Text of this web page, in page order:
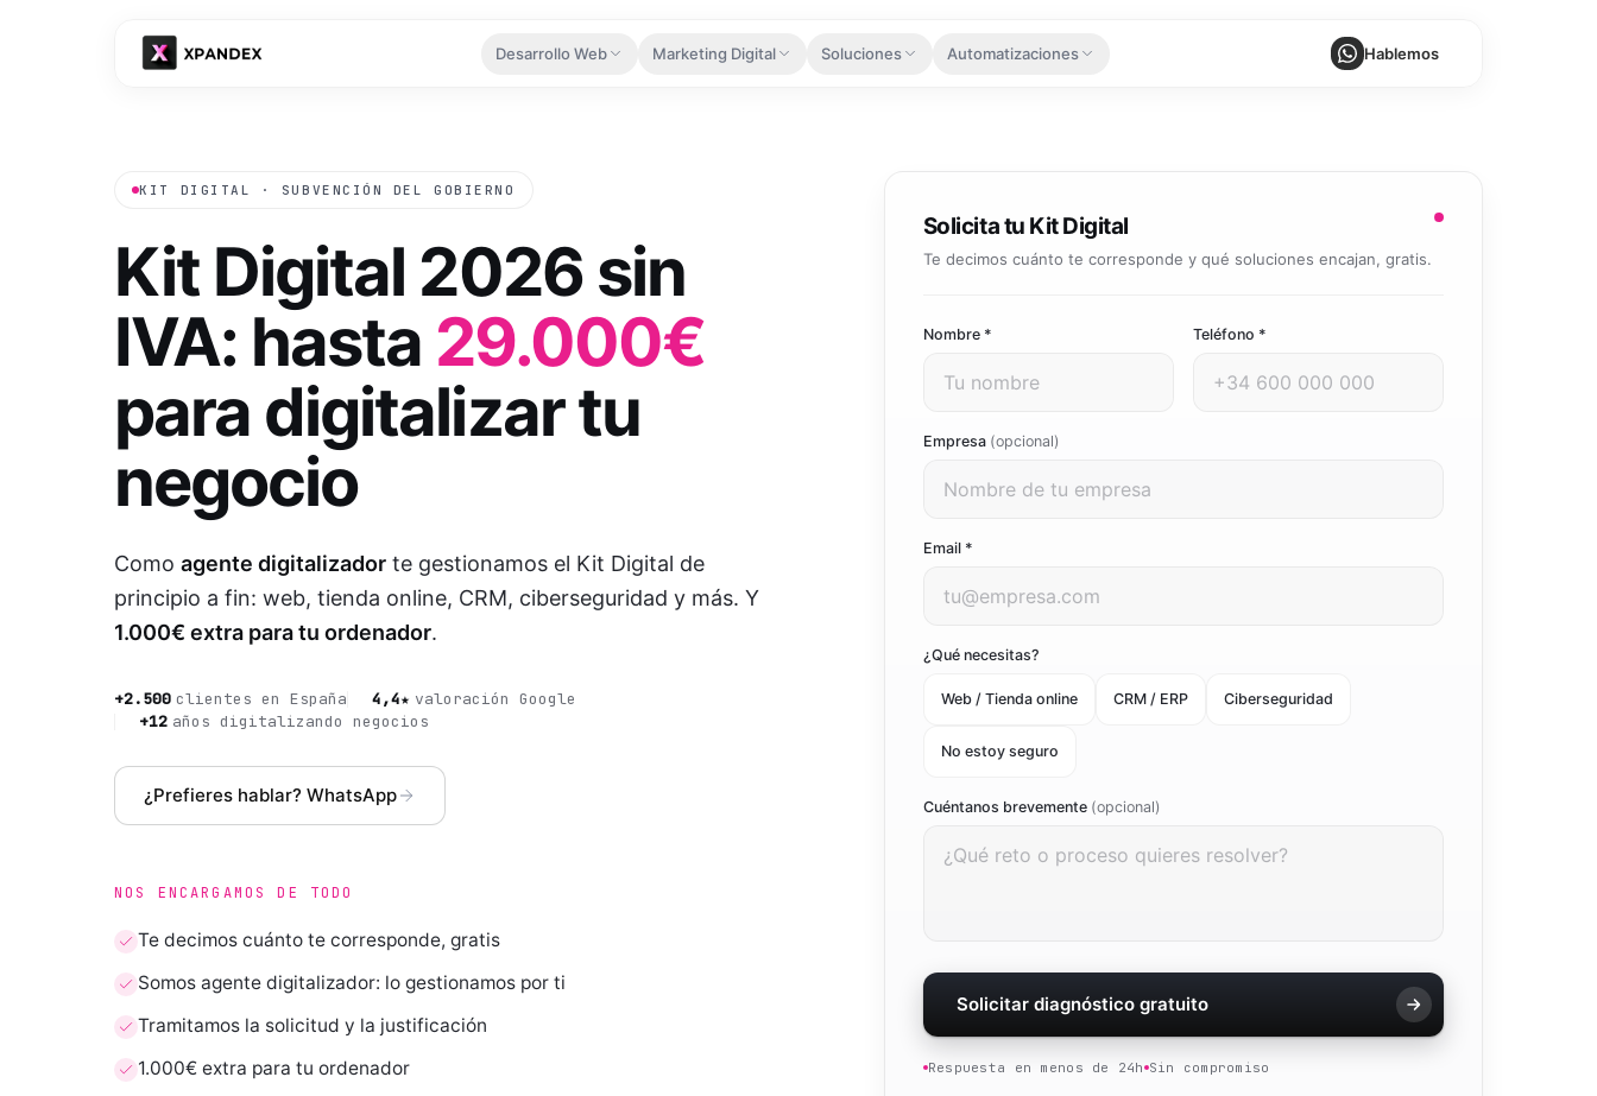
Desarrollo Web
Landing Pages
Captura leads con páginas de alto impacto
Ver todo el desarrollo web
Marketing Digital
Llega a tu audiencia en Facebook e Instagram
Aparece primero en Google orgánicamente
Estrategia multicanal que maximiza inversión
Community manager y contenido que crea marca
Ver todo el marketing digital
Soluciones
Kit Digital
Hasta 29.000€ de subvención según el tamaño de
tu empresa
Conecta tus herramientas: CRM, ERP, pagos…
Desarrollo de APIs
APIs robustas para conectar y escalar
Integración IA
Automatizaciones
Automatización de Procesos
Flujos internos sin tareas repetitivas
Resuelve consultas y tickets con IA
Ver todas las automatizaciones
Hablemos
KIT DIGITAL · SUBVENCIÓN DEL GOBIERNO
Kit Digital 2026 sin
IVA: hasta 29.000€
para digitalizar tu
negocio
Como agente digitalizador te gestionamos el Kit Digital de
principio a fin: web, tienda online, CRM, ciberseguridad y más. Y
1.000€ extra para tu ordenador.
+2.500 clientes en España 4,4★ valoración Google
+12 años digitalizando negocios
¿Prefieres hablar? WhatsApp
NOS ENCARGAMOS DE TODO
Te decimos cuánto te corresponde, gratis
Somos agente digitalizador: lo gestionamos por ti
Tramitamos la solicitud y la justificación
1.000€ extra para tu ordenador
Solicita tu Kit Digital
Te decimos cuánto te corresponde y qué soluciones encajan, gratis.
Nombre * Teléfono *
Empresa (opcional)
Email *
¿Qué necesitas?
Web / Tienda online CRM / ERP Ciberseguridad
No estoy seguro
Cuéntanos brevemente (opcional)
Solicitar diagnóstico gratuito
Respuesta en menos de 24h Sin compromiso